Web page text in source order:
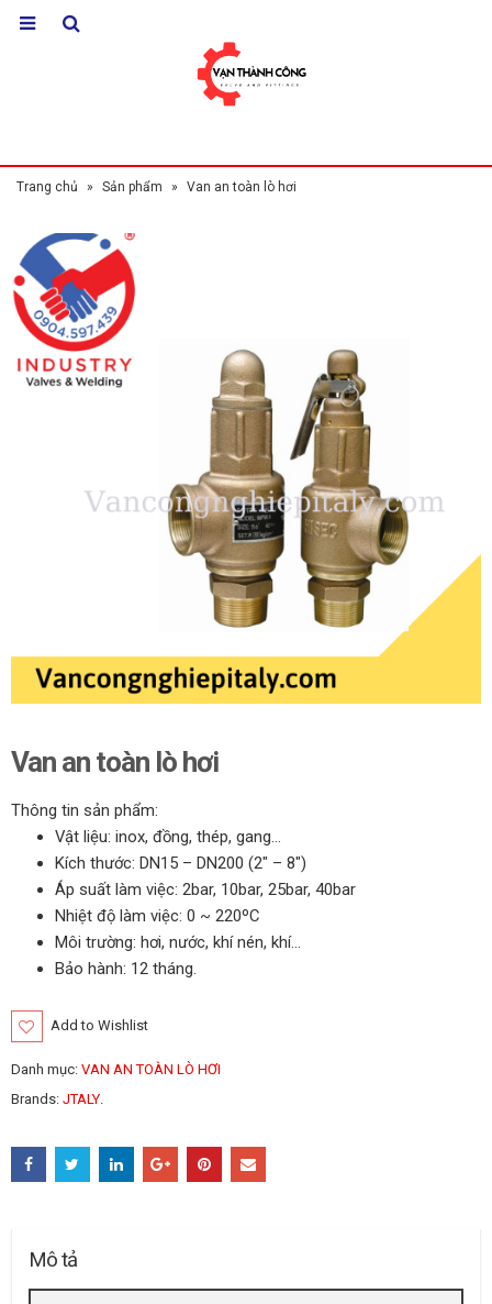
Trang chủ » Sản phẩm » Van an toàn lò hơi
Van an toàn lò hơi
Thông tin sản phẩm:
Vật liệu: inox, đồng, thép, gang…
Kích thước: DN15 – DN200 (2″ – 8″)
Áp suất làm việc: 2bar, 10bar, 25bar, 40bar
Nhiệt độ làm việc: 0 ~ 220ºC
Môi trường: hơi, nước, khí nén, khí…
Bảo hành: 12 tháng.
Add to Wishlist
Danh mục: VAN AN TOÀN LÒ HƠI
Brands: JTALY
Mô tả